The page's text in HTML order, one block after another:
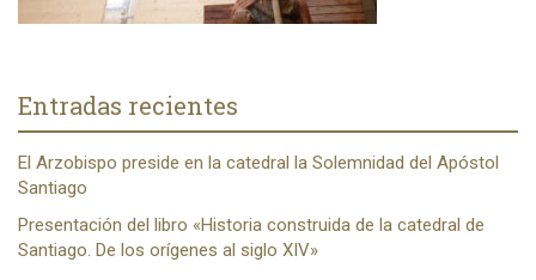
Entradas recientes
El Arzobispo preside en la catedral la Solemnidad del Apóstol
Santiago
Presentación del libro «Historia construida de la catedral de
Santiago. De los orígenes al siglo XIV»